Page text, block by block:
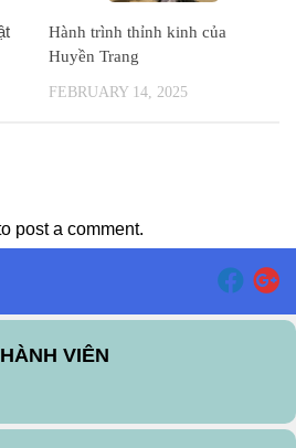
Hành trình thỉnh kinh của
Huyền Trang
FEBRUARY 14, 2025
post a comment.
VIÊN